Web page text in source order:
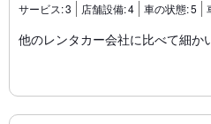
サービス:3 店舗設備:4 車の状態:5
他のレンタカー会社に比べて細か